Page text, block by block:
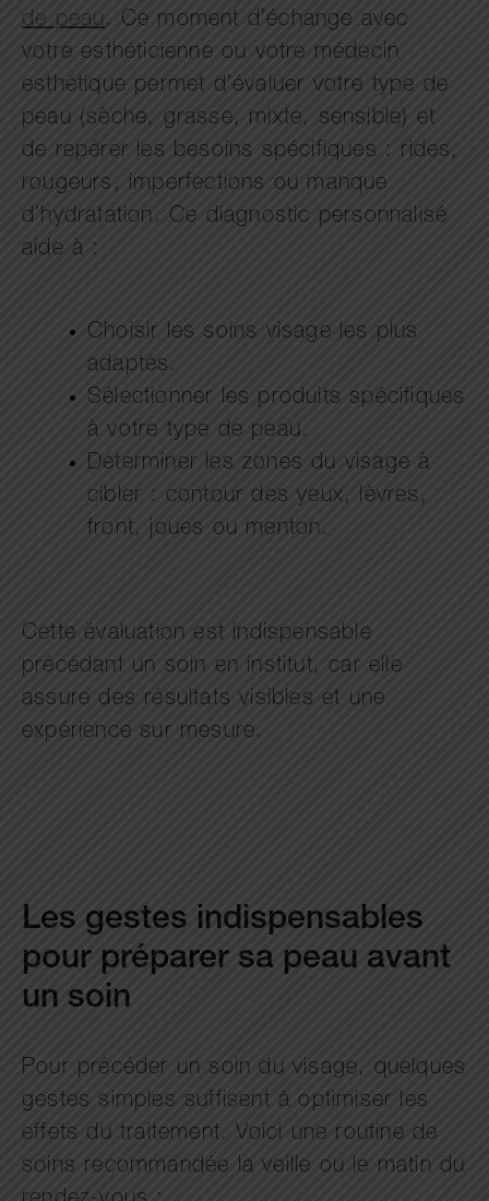
de peau. Ce moment d’échange avec
votre esthéticienne ou votre médecin
esthétique permet d’évaluer votre type de
peau (sèche, grasse, mixte, sensible) et
de repérer les besoins spécifiques : rides,
rougeurs, imperfections ou manque
d’hydratation. Ce diagnostic personnalisé
aide à :
Choisir les soins visage les plus
adaptés.
Sélectionner les produits spécifiques
à votre type de peau.
Déterminer les zones du visage à
cibler : contour des yeux, lèvres,
front, joues ou menton.
Cette évaluation est indispensable
précédant un soin en institut, car elle
assure des résultats visibles et une
expérience sur mesure.
Les gestes indispensables
pour préparer sa peau avant
un soin
Pour précéder un soin du visage, quelques
gestes simples suffisent à optimiser les
effets du traitement. Voici une routine de
soins recommandée la veille ou le matin du